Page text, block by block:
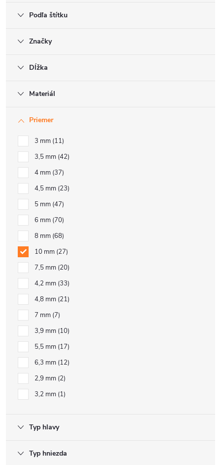
Podľa štítku
Značky
Dĺžka
Materiál
Priemer
3 mm 11
3,5 mm 42
4 mm 37
4,5 mm 23
5 mm 47
6 mm 70
8 mm 68
10 mm 27
7,5 mm 20
4,2 mm 33
4,8 mm 21
7 mm 7
3,9 mm 10
5,5 mm 17
6,3 mm 12
2,9 mm 2
3,2 mm 1
Typ hlavy
Typ hniezda